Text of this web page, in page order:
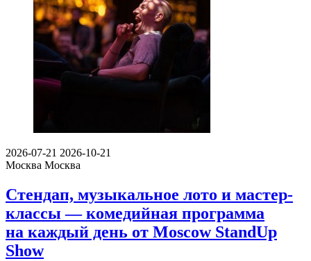
2026-07-21 2026-10-21
Москва Москва
Стендап, музыкальное лото и мастер-
классы — комедийная программа
на каждый день от Moscow StandUp
Show